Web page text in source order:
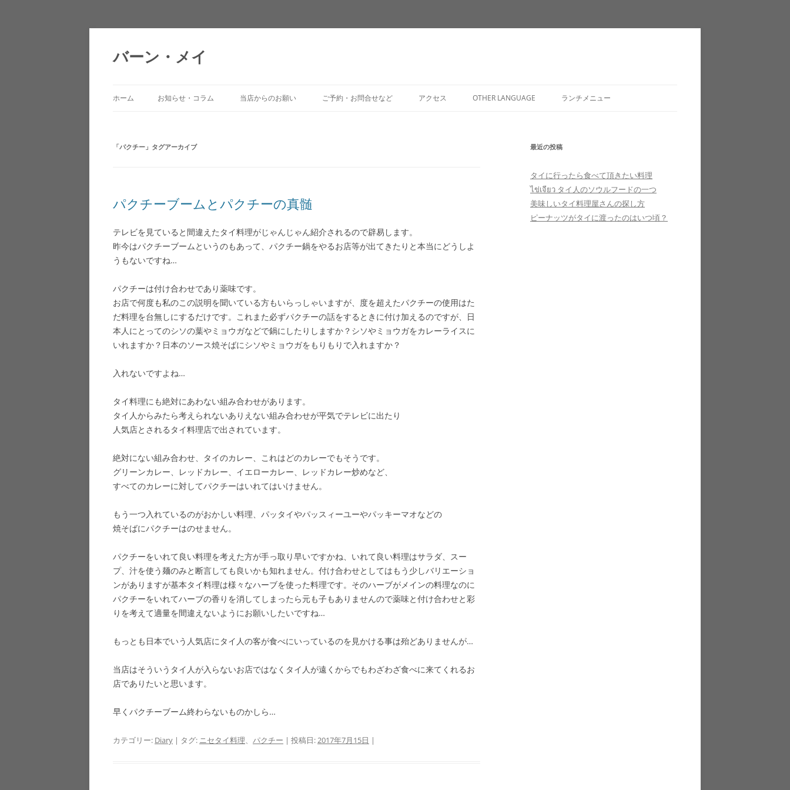
バーン・メイ
ホーム お知らせ・コラム 当店からのお願い ご予約・お問合せなど アクセス OTHER LANGUAGE ランチメニュー
「パクチー 」タグアーカイブ
パクチーブームとパクチーの真髄
テレビを見ていると間違えたタイ料理がじゃんじゃん紹介されるので辟易します。
昨今はパクチーブームというのもあって、パクチー鍋をやるお店等が出てきたりと本当にどうしよ
うもないですね…
パクチーは付け合わせであり薬味です。
お店で何度も私のこの説明を聞いている方もいらっしゃいますが、度を超えたパクチーの使用はた
だ料理を台無しにするだけです。これまた必ずパクチーの話をするときに付け加えるのですが、日
本人にとってのシソの葉やミョウガなどで鍋にしたりしますか？シソやミョウガをカレーライスに
いれますか？日本のソース焼そばにシソやミョウガをもりもりで入れますか？
入れないですよね…
タイ料理にも絶対にあわない組み合わせがあります。
タイ人からみたら考えられないありえない組み合わせが平気でテレビに出たり
人気店とされるタイ料理店で出されています。
絶対にない組み合わせ、タイのカレー、これはどのカレーでもそうです。
グリーンカレー、レッドカレー、イエローカレー、レッドカレー炒めなど、
すべてのカレーに対してパクチーはいれてはいけません。
もう一つ入れているのがおかしい料理、パッタイやパッスィーユーやパッキーマオなどの
焼そばにパクチーはのせません。
パクチーをいれて良い料理を考えた方が手っ取り早いですかね、いれて良い料理はサラダ、スー
プ、汁を使う麺のみと断言しても良いかも知れません。付け合わせとしてはもう少しバリエーショ
ンがありますが基本タイ料理は様々なハーブを使った料理です。そのハーブがメインの料理なのに
パクチーをいれてハーブの香りを消してしまったら元も子もありませんので薬味と付け合わせと彩
りを考えて適量を間違えないようにお願いしたいですね…
もっとも日本でいう人気店にタイ人の客が食べにいっているのを見かける事は殆どありませんが…
当店はそういうタイ人が入らないお店ではなくタイ人が遠くからでもわざわざ食べに来てくれるお
店でありたいと思います。
早くパクチーブーム終わらないものかしら…
カテゴリー: Diary | タグ: ニセタイ料理、 パクチー | 投稿日:2017年7月15日 |
最近の投稿
タイに行ったら食べて頂きたい料理
ไข่เจียว タイ人のソウルフードの一つ
美味しいタイ料理屋さんの探し方
ピーナッツがタイに渡ったのはいつ頃？